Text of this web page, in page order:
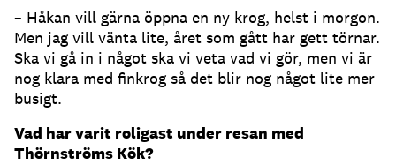
– Håkan vill gärna öppna en ny krog, helst i morgon.
Men jag vill vänta lite, året som gått har gett törnar.
Ska vi gå in i något ska vi veta vad vi gör, men vi är
nog klara med finkrog så det blir nog något lite mer
busigt.
Vad har varit roligast under resan med
Thörnströms Kök?